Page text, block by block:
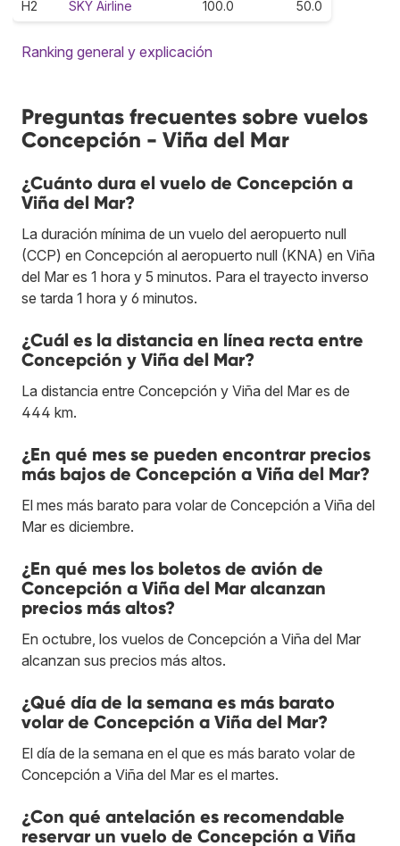
H2 SKY Airline 100.0 50.0
Ranking general y explicación
Preguntas frecuentes sobre vuelos
Concepción - Viña del Mar
¿Cuánto dura el vuelo de Concepción a
Viña del Mar?
La duración mínima de un vuelo del aeropuerto null
(CCP) en Concepción al aeropuerto null (KNA) en Viña
del Mar es 1 hora y 5 minutos. Para el trayecto inverso
se tarda 1 hora y 6 minutos.
¿Cuál es la distancia en línea recta entre
Concepción y Viña del Mar?
La distancia entre Concepción y Viña del Mar es de
444 km.
¿En qué mes se pueden encontrar precios
más bajos de Concepción a Viña del Mar?
El mes más barato para volar de Concepción a Viña del
Mar es diciembre.
¿En qué mes los boletos de avión de
Concepción a Viña del Mar alcanzan
precios más altos?
En octubre, los vuelos de Concepción a Viña del Mar
alcanzan sus precios más altos.
¿Qué día de la semana es más barato
volar de Concepción a Viña del Mar?
El día de la semana en el que es más barato volar de
Concepción a Viña del Mar es el martes.
¿Con qué antelación es recomendable
reservar un vuelo de Concepción a Viña